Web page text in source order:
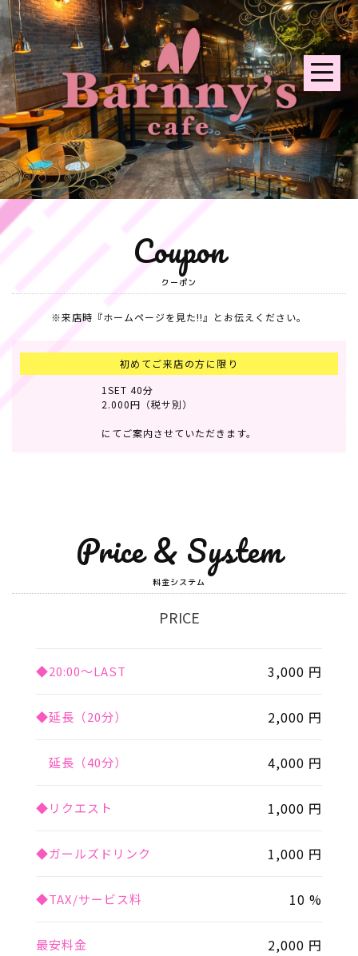
Coupon
クーポン
※来店時『ホームページを見た!!』とお伝えください。
初めてご来店の方に限り
1SET 40分
2.000円（税サ別）
にてご案内させていただきます。
Price & System
料金システム
PRICE
◆20:00〜LAST 3,000 円
◆延長（20分） 2,000 円
延長（40分） 4,000 円
◆リクエスト 1,000 円
◆ガールズドリンク 1,000 円
◆TAX/サービス料 10 %
最安料金 2,000 円